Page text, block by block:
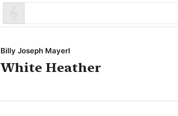
Billy Joseph Mayerl
White Heather